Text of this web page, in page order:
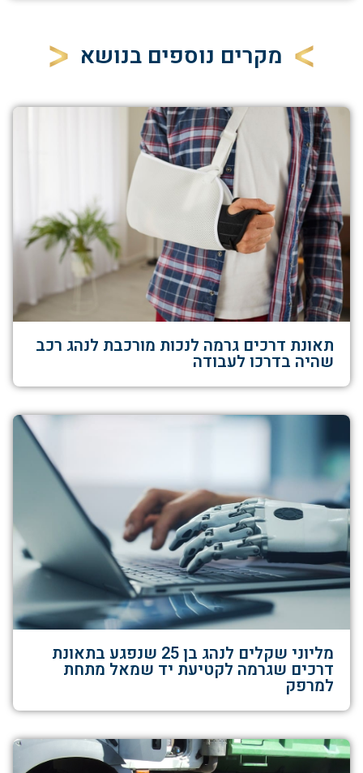
מקרים נוספים בנושא
תאונת דרכים גרמה לנכות מורכבת לנהג רכב
שהיה בדרכו לעבודה
מליוני שקלים לנהג בן 25 שנפגע בתאונת
דרכים שגרמה לקטיעת יד שמאל מתחת
למרפק